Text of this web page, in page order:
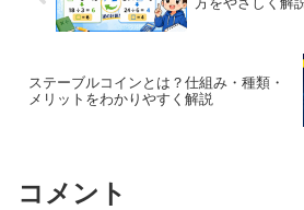
ステーブルコインとは？仕組み・種類・
メリットをわかりやすく解説
コメント